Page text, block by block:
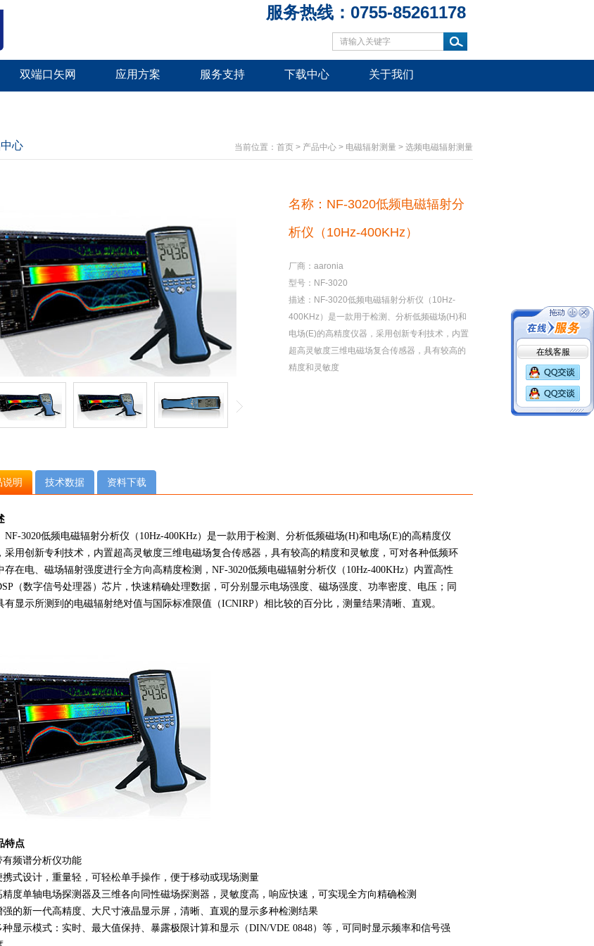
服务热线：0755-85261178
双端口矢网 应用方案 服务支持 下载中心 关于我们
当前位置： 首页 > 产品中心 > 电磁辐射测量 > 选频电磁辐射测量
心
名称：NF-3020低频电磁辐射分
析仪（10Hz-400KHz）
厂商：aaronia
型号：NF-3020
描述：NF-3020低频电磁辐射分析仪（10Hz-
400KHz）是一款用于检测、分析低频磁场(H)和
电场(E)的高精度仪器，采用创新专利技术，内置
超高灵敏度三维电磁场复合传感器，具有较高的
精度和灵敏度
说明 技术数据 资料下载
3020低频电磁辐射分析仪（10Hz-400KHz）是一款用于检测、分析低频磁场(H)和电场(E)的高精度仪
采用创新专利技术，内置超高灵敏度三维电磁场复合传感器，具有较高的精度和灵敏度，可对各种低频环
存在电、磁场辐射强度进行全方向高精度检测，NF-3020低频电磁辐射分析仪（10Hz-400KHz）内置高性
（数字信号处理器）芯片，快速精确处理数据，可分别显示电场强度、磁场强度、功率密度、电压；同
有显示所测到的电磁辐射绝对值与国际标准限值（ICNIRP）相比较的百分比，测量结果清晰、直观。
特点
有频谱分析仪功能
携式设计，重量轻，可轻松单手操作，便于移动或现场测量
精度单轴电场探测器及三维各向同性磁场探测器，灵敏度高，响应快速，可实现全方向精确检测
强的新一代高精度、大尺寸液晶显示屏，清晰、直观的显示多种检测结果
种显示模式：实时、最大值保持、暴露极限计算和显示（DIN/VDE 0848）等，可同时显示频率和信号强
在线客服